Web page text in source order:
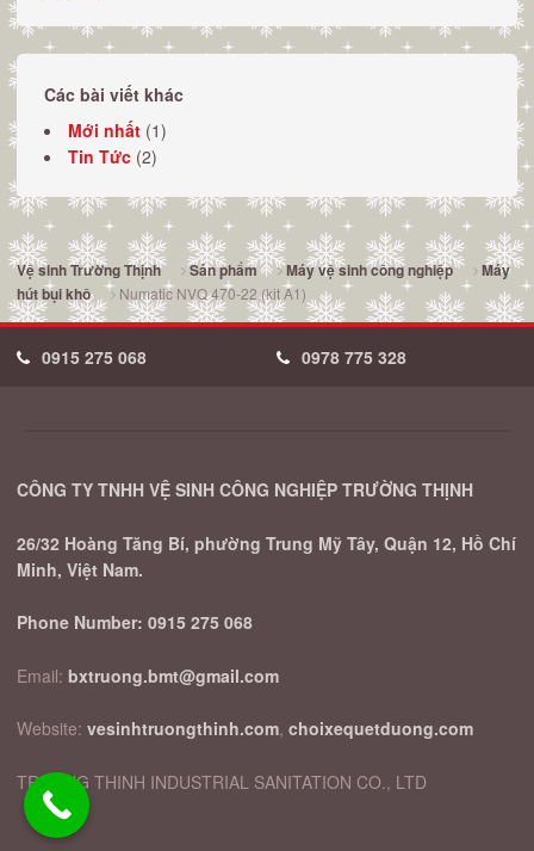
Các bài viết khác
Mới nhất(1)
Tin Tức(2)
Vệ sinh Trường Thịnh Sản phẩm Máy vệ sinh công nghiệp
Máy
hút bụi khô
Numatic NVQ 470-22 (kit A1)
0915 275 068 0978 775 328
CÔNG TY TNHH VỆ SINH CÔNG NGHIỆP TRƯỜNG THỊNH
26/32 Hoàng Tăng Bí, phường Trung Mỹ Tây, Quận 12, Hồ Chí
Minh, Việt Nam.
Phone Number: 0915 275 068
Email: bxtruong.bmt@gmail.com
Website: vesinhtruongthinh.com, choixequetduong.com
TRUONG THINH INDUSTRIAL SANITATION CO., LTD